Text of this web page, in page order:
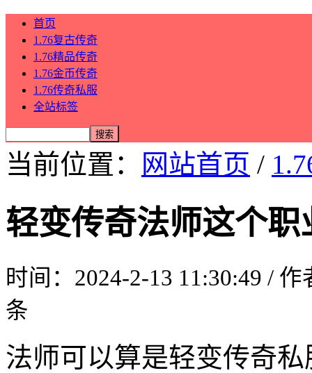
首页
1.76复古传奇
1.76精品传奇
1.76金币传奇
1.76传奇私服
全站标签
当前位置： 网站首页 /
轻变传奇法师这个
时间：2024-2-13 11:30:49 /
条
法师可以算是轻变传奇